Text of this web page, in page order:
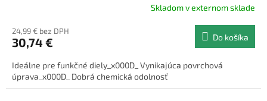
Skladom v externom sklade
24,99 € bez DPH
30,74 € Do košíka
Ideálne pre funkčné diely_x000D_ Vynikajúca povrchová
úprava_x000D_ Dobrá chemická odolnosť